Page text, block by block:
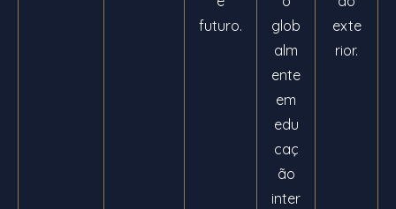
futuro.
glob
alm
ente
em
edu
caç
ão
inter
exte
rior.